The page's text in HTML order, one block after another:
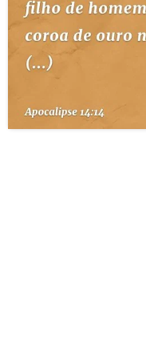
PERGUNTE À BÍBLIA
TERMO BÍBLICO
QUEM SOMOS